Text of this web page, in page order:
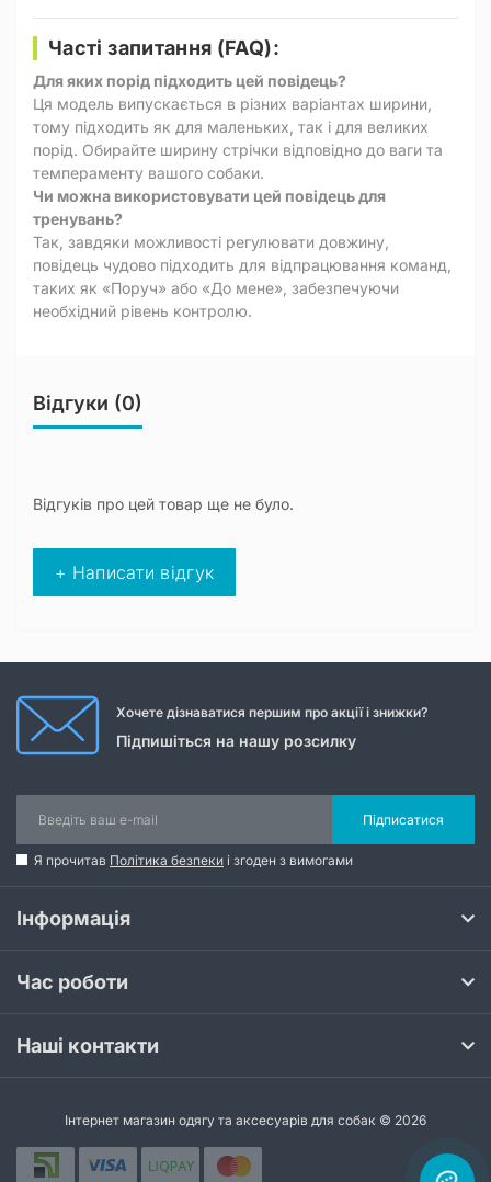
Часті запитання (FAQ):
Для яких порід підходить цей повідець?
Ця модель випускається в різних варіантах ширини,
тому підходить як для маленьких, так і для великих
порід. Обирайте ширину стрічки відповідно до ваги та
темпераменту вашого собаки.
Чи можна використовувати цей повідець для
тренувань?
Так, завдяки можливості регулювати довжину,
повідець чудово підходить для відпрацювання команд,
таких як «Поруч» або «До мене», забезпечуючи
необхідний рівень контролю.
Відгуки (0)
Відгуків про цей товар ще не було.
+ Написати відгук
Хочете дізнаватися першим про акції і знижки?
Підпишіться на нашу розсилку
Підписатися
Я прочитав Політика безпеки і згоден з вимогами
Інформація
Час роботи
Наші контакти
Інтернет магазин одягу та аксесуарів для собак © 2026